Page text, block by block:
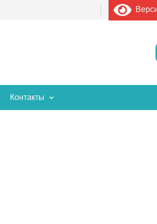
Контакты